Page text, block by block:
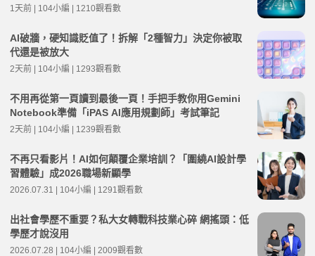
1天前 | 104小編 | 1210觀看數
AI破牆，硬知識貶值了！拆解「2種智力」決定你被取
代還是被放大
2天前 | 104小編 | 1293觀看數
不用再從第一頁讀到最後一頁！手把手教你用Gemini
Notebook準備「iPAS AI應用規劃師」考試筆記
2天前 | 104小編 | 1239觀看數
不再只看影片！AI如何顛覆企業培訓？「圍繞AI設計學
習體驗」成2026職場新顯學
2026.07.31 | 104小編 | 1291觀看數
出社會學歷不重要？私大女轉戰科技業心碎 網搖頭：低
學歷才說沒用
2026.07.28 | 104小編 | 2009觀看數